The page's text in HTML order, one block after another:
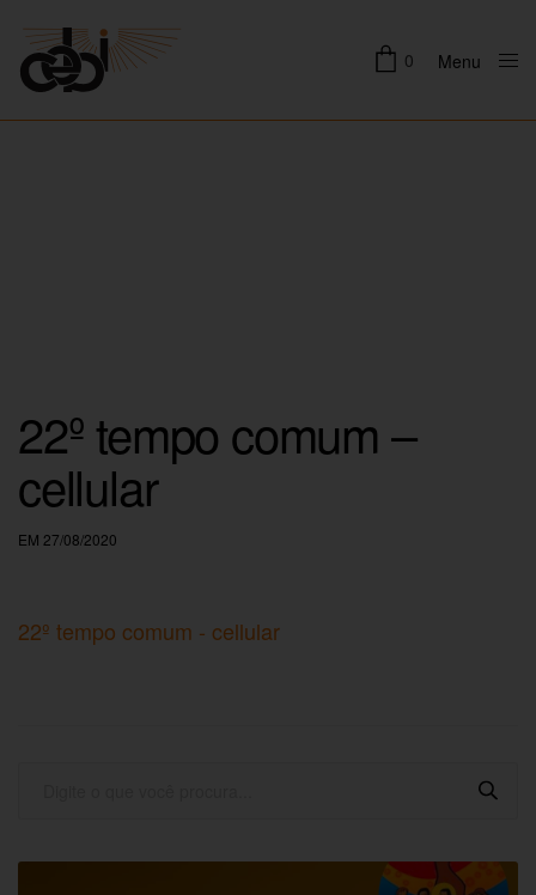
0 Menu
22º tempo comum –
cellular
EM 27/08/2020
22º tempo comum - cellular